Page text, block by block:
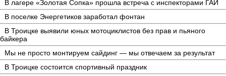
В лагере «Золотая Сопка» прошла встреча с инспекторами ГАИ
В поселке Энергетиков заработал фонтан
В Троицке выявили юных мотоциклистов без прав и пьяного
байкера
Мы не просто монтируем сайдинг — мы отвечаем за результат
В Троицке состоится спортивный праздник